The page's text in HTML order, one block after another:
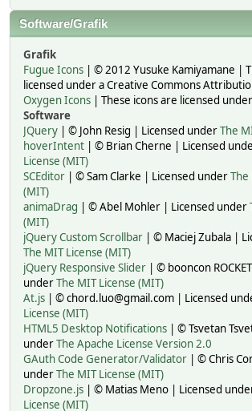
Software/Grafik
Grafik
Fugue Icons | © 2012 Yusuke Kamiyamane |
licensed under a Creative Commons
Oxygen Icons | These icons are licensed under
Software
JQuery | © John Resig | Licensed underThe
hoverIntent | © Brian Cherne | Licensed
License (MIT)
SCEditor | © Sam Clarke | Licensed underThe
(MIT)
animaDrag | © Abel Mohler | Licensed under
(MIT)
jQuery Custom Scrollbar | © Maciej Zubala |
The MIT License (MIT)
jQuery Responsive Slider | © booncon
underThe MIT License (MIT)
At.js | © chord.luo@gmail.com | Licensed
License (MIT)
HTML5 Desktop Notifications | © Tsvetan
underThe Apache License Version 2.0
GAuth Code Generator/Validator | © Chris
underThe MIT License (MIT)
Dropzone.js | © Matias Meno | Licensed
License (MIT)